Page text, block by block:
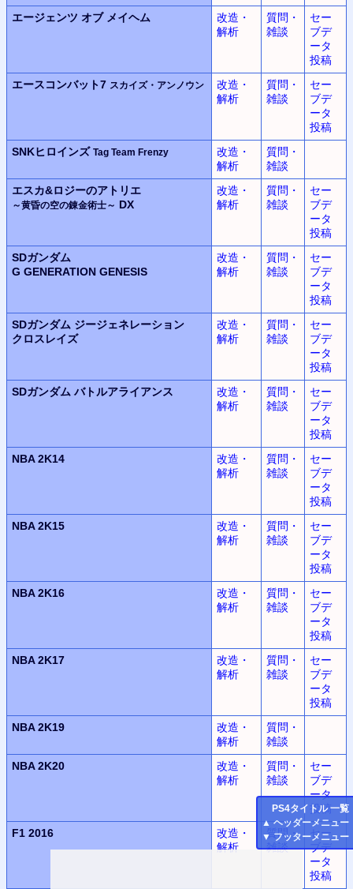
PS4タイトル 一覧
▲ ヘッダーメニュー
▼ フッターメニュー
エージェンツ オブ メイヘム
改造・
解析
質問・
雑談
セー
ブデ
ータ
投稿
エースコンバット7 スカイズ・アンノウン
改造・
解析
質問・
雑談
セー
ブデ
ータ
投稿
SNKヒロインズ Tag Team Frenzy
改造・
解析
質問・
雑談
エスカ&ロジーのアトリエ
～黄昏の空の錬金術士～ DX
改造・
解析
質問・
雑談
セー
ブデ
ータ
投稿
SDガンダム
G GENERATION GENESIS
改造・
解析
質問・
雑談
セー
ブデ
ータ
投稿
SDガンダム ジージェネレーション
クロスレイズ
改造・
解析
質問・
雑談
セー
ブデ
ータ
投稿
SDガンダム バトルアライアンス
改造・
解析
質問・
雑談
セー
ブデ
ータ
投稿
NBA 2K14
改造・
解析
質問・
雑談
セー
ブデ
ータ
投稿
NBA 2K15
改造・
解析
質問・
雑談
セー
ブデ
ータ
投稿
NBA 2K16
改造・
解析
質問・
雑談
セー
ブデ
ータ
投稿
NBA 2K17
改造・
解析
質問・
雑談
セー
ブデ
ータ
投稿
NBA 2K19
改造・
解析
質問・
雑談
NBA 2K20
改造・
解析
質問・
雑談
セー
ブデ
ータ
投稿
F1 2016
改造・
解析
質問・
雑談
セー
ブデ
ータ
投稿